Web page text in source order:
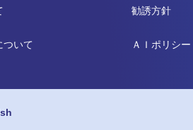
ついて
勧誘方針
ＡＩポリシー